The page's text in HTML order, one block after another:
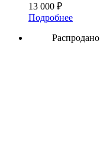
13 000 ₽
Подробнее
Распродано